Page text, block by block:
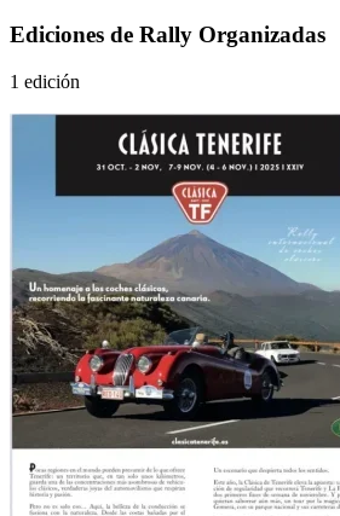
Ediciones de Rally Organizadas
1 edición